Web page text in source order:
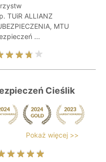
TUiR ALLIANZ
MTU
...
Cieślik
Pokaż więcej >>